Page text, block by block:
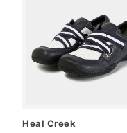
Heal Creek